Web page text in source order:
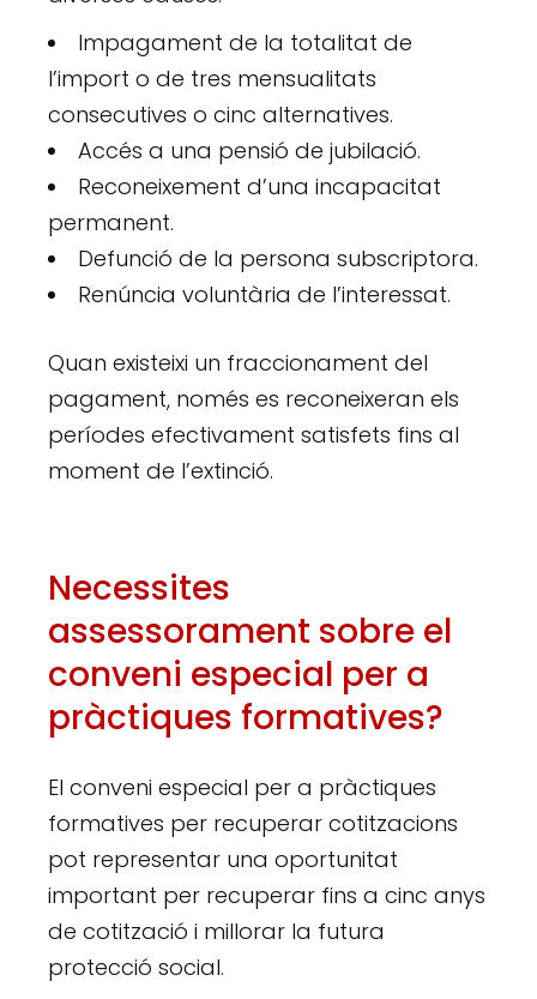
Impagament de la totalitat de
l’import o de tres mensualitats
consecutives o cinc alternatives.
Accés a una pensió de jubilació.
Reconeixement d’una incapacitat
permanent.
Defunció de la persona subscriptora.
Renúncia voluntària de l’interessat.
Quan existeixi un fraccionament del
pagament, només es reconeixeran els
períodes efectivament satisfets fins al
moment de l’extinció.
Necessites
assessorament sobre el
conveni especial per a
pràctiques formatives?
El conveni especial per a pràctiques
formatives per recuperar cotitzacions
pot representar una oportunitat
important per recuperar fins a cinc anys
de cotització i millorar la futura
protecció social.